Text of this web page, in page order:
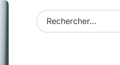
R
e